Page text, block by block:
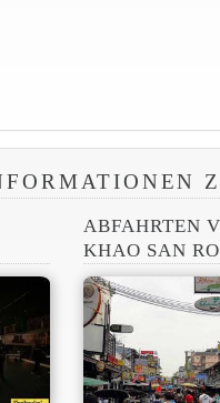
ABFAHRTEN
KHAO SAN